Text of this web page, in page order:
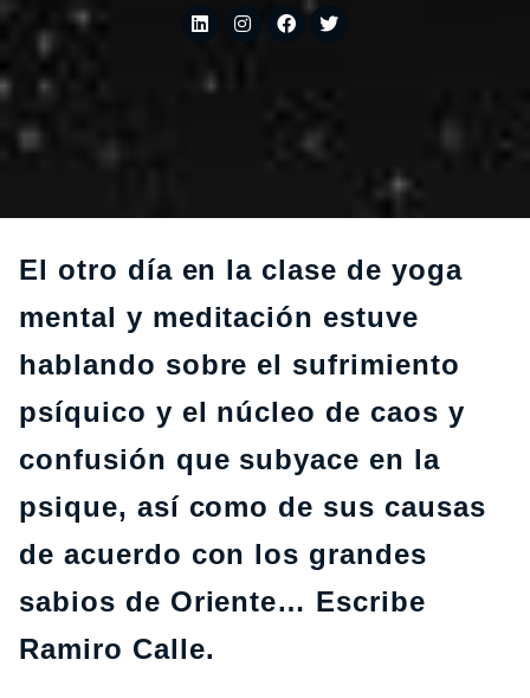
El otro día en la clase de yoga
mental y meditación estuve
hablando sobre el sufrimiento
psíquico y el núcleo de caos y
confusión que subyace en la
psique, así como de sus causas
de acuerdo con los grandes
sabios de Oriente… Escribe
Ramiro Calle.